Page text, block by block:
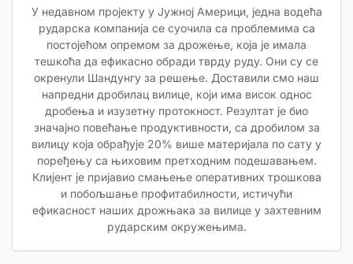
У недавном пројекту у Јужној Америци, једна водећа
рударска компанија се суочила са проблемима са
постојећом опремом за дрожење, која је имала
тешкоћа да ефикасно обради тврду руду. Они су се
окренули Шандунгу за решење. Доставили смо наш
напредни дробилац вилице, који има висок однос
дробења и изузетну протокност. Резултат је био
значајно повећање продуктивности, са дробилом за
вилицу која обрађује 20% више материјала по сату у
поређењу са њиховим претходним подешавањем.
Клијент је пријавио смањење оперативних трошкова
и побољшање профитабилности, истичући
ефикасност наших дрожњака за вилице у захтевним
рударским окружењима.